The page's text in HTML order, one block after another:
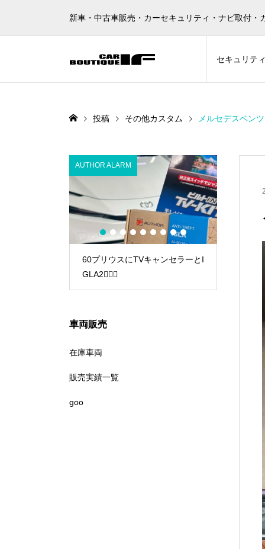
新車・中古車販売・カーセキュリティ・ナビ取付
セキュリテ
投稿 その他カスタム メルセデスベン
60プリウスにTVキャンセラーとI
GLA2🧜🏻‍♀️
AUTHOR ALARM
1 2 3 4 5 6 7 8 9
車両販売
在庫車両
販売実績一覧
goo